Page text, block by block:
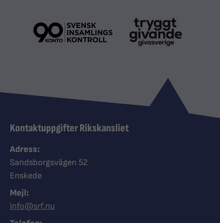
Kontaktuppgifter Rikskansliet
Adress:
Sandsborgsvägen 52
Enskede
Mejl:
info@srf.nu